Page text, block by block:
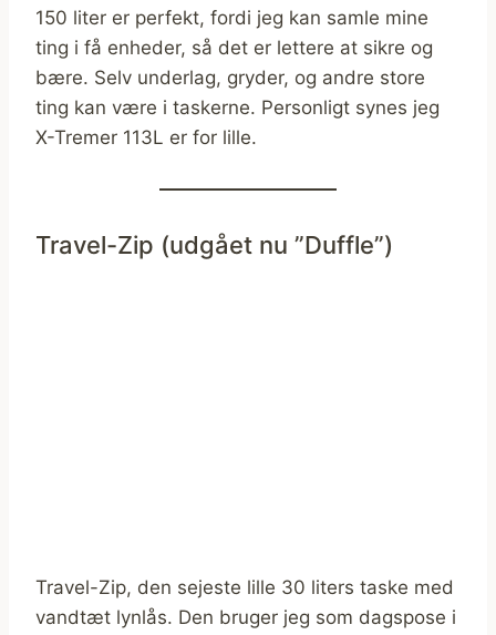
150 liter er perfekt, fordi jeg kan samle mine
ting i få enheder, så det er lettere at sikre og
bære. Selv underlag, gryder, og andre store
ting kan være i taskerne. Personligt synes jeg
X-Tremer 113L er for lille.
Travel-Zip (udgået nu ”Duffle”)
Travel-Zip, den sejeste lille 30 liters taske med
vandtæt lynlås. Den bruger jeg som dagspose i